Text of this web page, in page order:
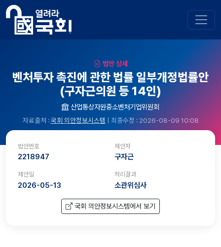
법안 상세
벤처투자 촉진에 관한 법률 일부개정법률안
(구자근의원 등 14인)
산업통상자원중소벤처기업위원회
자료출처 :국회 의안정보시스템 | 최종수정 : 2026-08-09 10:08
법안번호
2218947
제안자
구자근
제안일
2026-05-13
처리결과
소관위심사
국회 의안정보시스템에서 보기